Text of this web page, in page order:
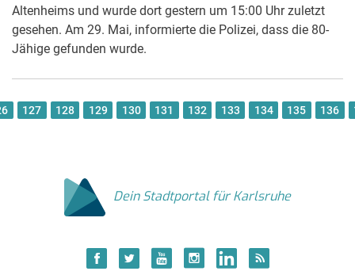
Altenheims und wurde dort gestern um 15:00 Uhr zuletzt
gesehen. Am 29. Mai, informierte die Polizei, dass die 80-
Jähige gefunden wurde.
127 128 129 130 131 132 133 134 135 136
Dein Stadtportal für Karlsruhe